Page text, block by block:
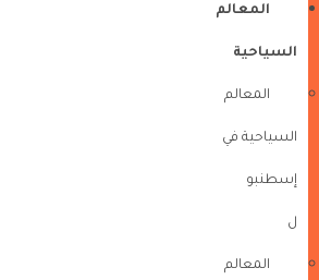
المعالم
السياحية
المعالم
السياحية في
إسطنبو
ل
المعالم